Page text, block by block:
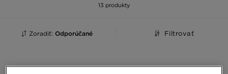
13 produkty
Zoradiť: Odporúčané Filtrovať